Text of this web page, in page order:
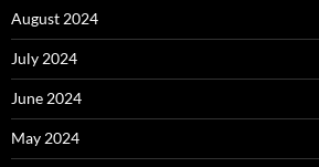
August 2024
July 2024
June 2024
May 2024